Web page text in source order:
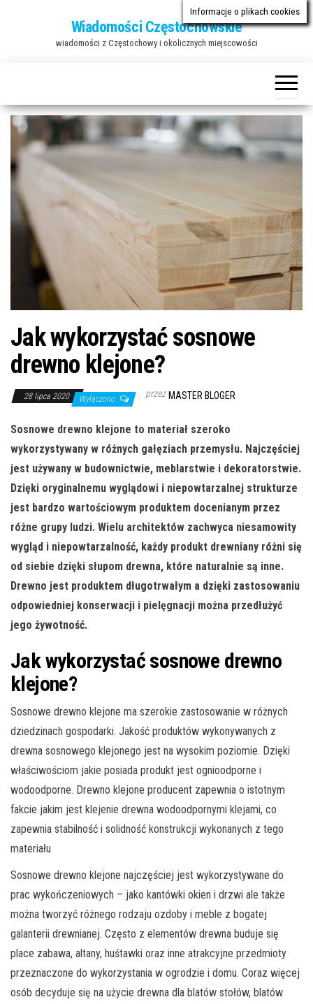
Wiadomości Częstochowskie
wiadomości z Częstochowy i okolicznych miejscowości
Jak wykorzystać sosnowe
drewno klejone?
28 lipca 2020 Wyłączono przez MASTER BLOGER
Sosnowe drewno klejone to materiał szeroko
wykorzystywany w różnych gałęziach przemysłu. Najczęściej
jest używany w budownictwie, meblarstwie i dekoratorstwie.
Dzięki oryginalnemu wyglądowi i niepowtarzalnej strukturze
jest bardzo wartościowym produktem docenianym przez
różne grupy ludzi. Wielu architektów zachwyca niesamowity
wygląd i niepowtarzalność, każdy produkt drewniany różni się
od siebie dzięki słupom drewna, które naturalnie są inne.
Drewno jest produktem długotrwałym a dzięki zastosowaniu
odpowiedniej konserwacji i pielęgnacji można przedłużyć
jego żywotność.
Jak wykorzystać sosnowe drewno
klejone?
Sosnowe drewno klejone ma szerokie zastosowanie w różnych
dziedzinach gospodarki. Jakość produktów wykonywanych z
drewna sosnowego klejonego jest na wysokim poziomie. Dzięki
właściwościom jakie posiada produkt jest ognioodporne i
wodoodporne. Drewno klejone producent zapewnia o istotnym
fakcie jakim jest klejenie drewna wodoodpornymi klejami, co
zapewnia stabilność i solidność konstrukcji wykonanych z tego
materiału
Sosnowe drewno klejone najczęściej jest wykorzystywane do
prac wykończeniowych – jako kantówki okien i drzwi ale także
można tworzyć różnego rodzaju ozdoby i meble z bogatej
galanterii drewnianej. Często z elementów drewna buduje się
place zabawa, altany, huśtawki oraz inne atrakcyjne przedmioty
przeznaczone do wykorzystania w ogrodzie i domu. Coraz więcej
osób decyduje się na użycie drewna dla blatów stołów, blatów
Informacje o plikach cookies